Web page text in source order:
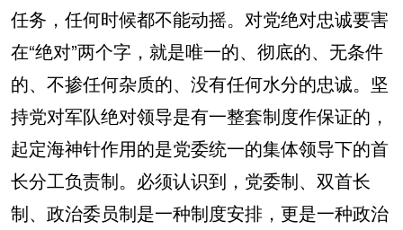
任务，任何时候都不能动摇。对党绝对忠诚要害
在“绝对”两个字，就是唯一的、彻底的、无条件
的、不掺任何杂质的、没有任何水分的忠诚。坚
持党对军队绝对领导是有一整套制度作保证的，
起定海神针作用的是党委统一的集体领导下的首
长分工负责制。必须认识到，党委制、双首长
制、政治委员制是一种制度安排，更是一种政治